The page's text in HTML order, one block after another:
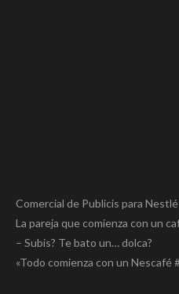
Comercial de Publicis para
La pareja que comienza con un
– Subis? Te bato un… dolca?
«Todo comienza con un Nescafé